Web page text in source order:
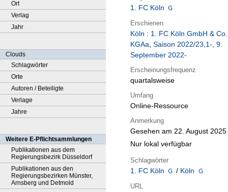
Ort
Verlag
Jahr
Clouds
Schlagwörter
Orte
Autoren / Beteiligte
Verlage
Jahre
Weitere E-Pflichtsammlungen
Publikationen aus dem
Regierungsbezirk Düsseldorf
Publikationen aus den
Regierungsbezirken Münster,
Arnsberg und Detmold
1. FC Köln
Erschienen
Köln : 1. FC Köln GmbH & Co.
KGAa, Saison 2022/23,1-, 9.
September 2022-
Erscheinungsfrequenz
quartalsweise
Umfang
Online-Ressource
Anmerkung
Gesehen am 22. August 2025
Nur lokal verfügbar
Schlagwörter
1. FC Köln / Köln
URL